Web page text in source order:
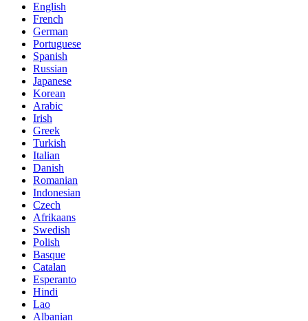
English
French
German
Portuguese
Spanish
Russian
Japanese
Korean
Arabic
Irish
Greek
Turkish
Italian
Danish
Romanian
Indonesian
Czech
Afrikaans
Swedish
Polish
Basque
Catalan
Esperanto
Hindi
Lao
Albanian